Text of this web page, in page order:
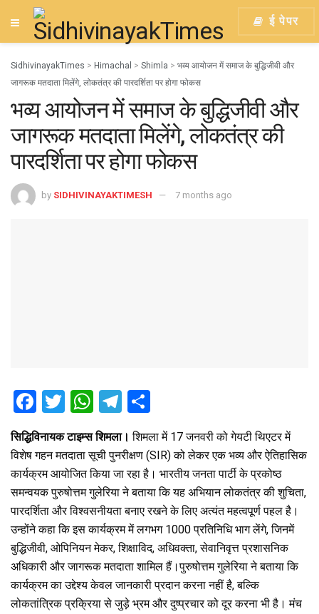
ई पेपर
SidhivinayakTimes > Himachal > Shimla > भव्य आयोजन में समाज के बुद्धिजीवी और
जागरूक मतदाता मिलेंगे, लोकतंत्र की पारदर्शिता पर होगा फोकस
भव्य आयोजन में समाज के बुद्धिजीवी और
जागरूक मतदाता मिलेंगे, लोकतंत्र की
पारदर्शिता पर होगा फोकस
by SIDHIVINAYAKTIMESH 7 months ago
F
a
ce
b
o
o
k
T
tt
er
W
h
at
s
A
p
p
T
el
e
gr
a
m
ar
e
सिद्धिविनायक टाइम्स शिमला।शिमला में 17 जनवरी को गेयटी थिएटर में
विशेष गहन मतदाता सूची पुनरीक्षण (SIR) को लेकर एक भव्य और ऐतिहासिक
कार्यक्रम आयोजित किया जा रहा है। भारतीय जनता पार्टी के प्रकोष्ठ
समन्वयक पुरुषोत्तम गुलेरिया ने बताया कि यह अभियान लोकतंत्र की शुचिता,
पारदर्शिता और विश्वसनीयता बनाए रखने के लिए अत्यंत महत्वपूर्ण पहल है।
उन्होंने कहा कि इस कार्यक्रम में लगभग 1000 प्रतिनिधि भाग लेंगे, जिनमें
बुद्धिजीवी, ओपिनियन मेकर, शिक्षाविद, अधिवक्ता, सेवानिवृत्त प्रशासनिक
अधिकारी और जागरूक मतदाता शामिल हैं।पुरुषोत्तम गुलेरिया ने बताया कि
कार्यक्रम का उद्देश्य केवल जानकारी प्रदान करना नहीं है, बल्कि
लोकतांत्रिक प्रक्रिया से जुड़े भ्रम और दुष्प्रचार को दूर करना भी है। मंच